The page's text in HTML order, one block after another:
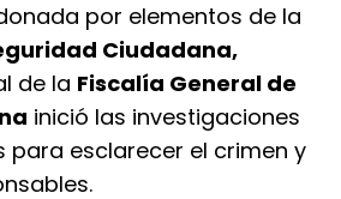
por elementos de la
Ciudadana,
de la Fiscalía General de
inició las investigaciones
para esclarecer el crimen y